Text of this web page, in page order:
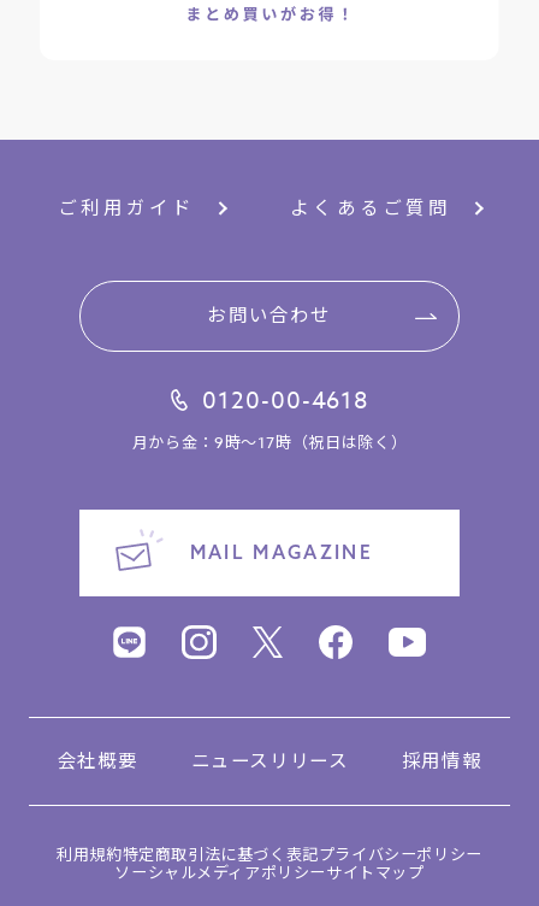
ご利用ガイド よくあるご質問
お問い合わせ
0120-00-4618
月から金：9時～17時（祝日は除く）
MAIL MAGAZINE
会社概要 ニュースリリース 採用情報
利用規約特定商取引法に基づく表記プライバシーポリシー
ソーシャルメディアポリシーサイトマップ